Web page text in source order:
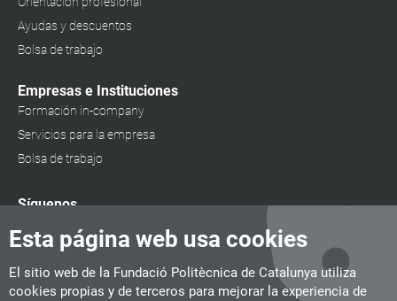
Esta página web usa cookies
El sitio web de la Fundació Politècnica de Catalunya utiliza
cookies propias y de terceros para mejorar la experiencia de
Ayudas y descuentos
Bolsa de trabajo
Empresas e Instituciones
Formación in-company
Servicios para la empresa
Bolsa de trabajo
Síguenos